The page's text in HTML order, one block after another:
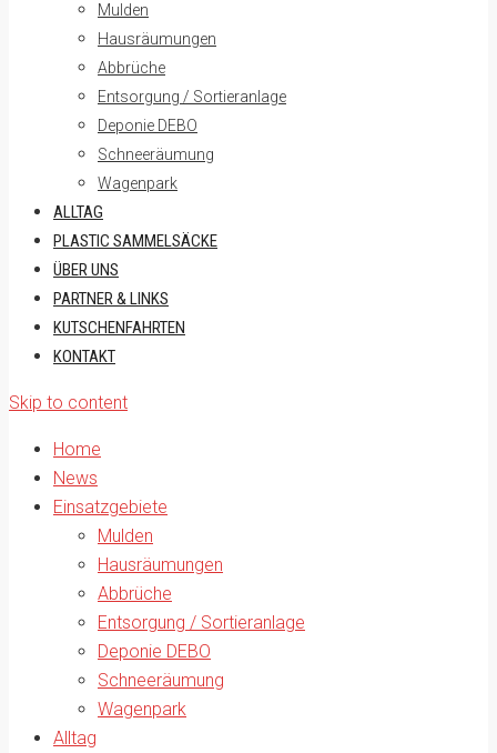
Mulden
Hausräumungen
Abbrüche
Entsorgung / Sortieranlage
Deponie DEBO
Schneeräumung
Wagenpark
ALLTAG
PLASTIC SAMMELSÄCKE
ÜBER UNS
PARTNER & LINKS
KUTSCHENFAHRTEN
KONTAKT
Skip to content
Home
News
Einsatzgebiete
Mulden
Hausräumungen
Abbrüche
Entsorgung / Sortieranlage
Deponie DEBO
Schneeräumung
Wagenpark
Alltag